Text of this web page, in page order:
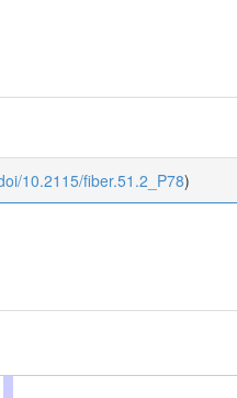
10.2115/fiber.51.2_P78)